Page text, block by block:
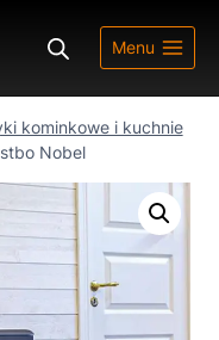
Menu
kominkowe i kuchnie
Nobel